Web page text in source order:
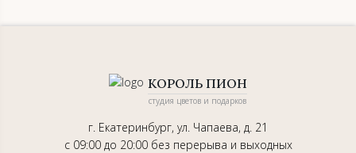
КОРОЛЬ ПИОН
студия цветов и подарков
г. Екатеринбург, ул. Чапаева, д. 21
с 09:00 до 20:00 без перерыва и выходных